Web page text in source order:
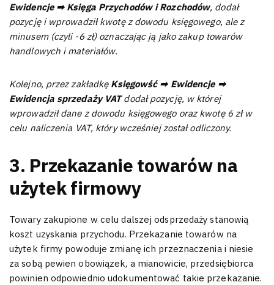
Ewidencje ➡ Księga Przychodów i Rozchodów, dodał
pozycję i wprowadził kwotę z dowodu księgowego, ale z
minusem (czyli -6 zł) oznaczając ją jako zakup towarów
handlowych i materiałów.
Kolejno, przez zakładkę Księgowść ➡ Ewidencje ➡
Ewidencja sprzedaży VATdodał pozycję, w której
wprowadził dane z dowodu księgowego oraz kwotę 6 zł w
celu naliczenia VAT, który wcześniej został odliczony.
3. Przekazanie towarów na
użytek firmowy
Towary zakupione w celu dalszej odsprzedaży stanowią
koszt uzyskania przychodu. Przekazanie towarów na
użytek firmy powoduje zmianę ich przeznaczenia i niesie
za sobą pewien obowiązek, a mianowicie, przedsiębiorca
powinien odpowiednio udokumentować takie przekazanie.